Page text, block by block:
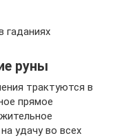
гаданиях
руны
трактуются в
прямое
удачу во всех